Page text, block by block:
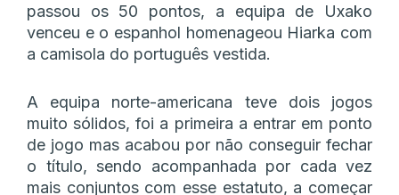
passou os 50 pontos, a equipa de Uxako
venceu e o espanhol homenageou Hiarka com
a camisola do português vestida.
A equipa norte-americana teve dois jogos
muito sólidos, foi a primeira a entrar em ponto
de jogo mas acabou por não conseguir fechar
o título, sendo acompanhada por cada vez
mais conjuntos com esse estatuto, a começar